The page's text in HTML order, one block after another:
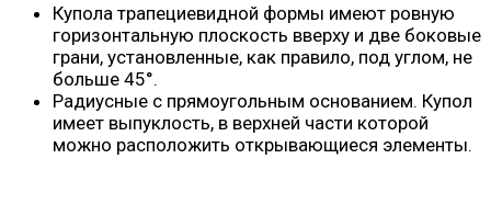
Купола трапециевидной формы имеют ровную
горизонтальную плоскость вверху и две боковые
грани, установленные, как правило, под углом, не
больше 45°.
Радиусные с прямоугольным основанием. Купол
имеет выпуклость, в верхней части которой
можно расположить открывающиеся элементы.